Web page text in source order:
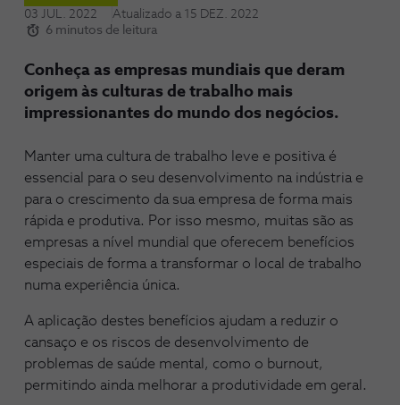
03 JUL. 2022
Atualizado a 15 DEZ. 2022
6 minutos de leitura
Conheça as empresas mundiais que deram
origem às culturas de trabalho mais
impressionantes do mundo dos negócios.
Manter uma cultura de trabalho leve e positiva é
essencial para o seu desenvolvimento na indústria e
para o crescimento da sua empresa de forma mais
rápida e produtiva. Por isso mesmo, muitas são as
empresas a nível mundial que oferecem benefícios
especiais de forma a transformar o local de trabalho
numa experiência única.
A aplicação destes benefícios ajudam a reduzir o
cansaço e os riscos de desenvolvimento de
problemas de saúde mental, como o burnout,
permitindo ainda melhorar a produtividade em geral.